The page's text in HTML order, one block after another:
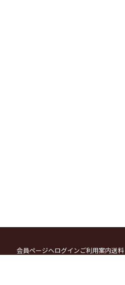
会員ページへログインご利用案内送
お支払方法についてカートをみる